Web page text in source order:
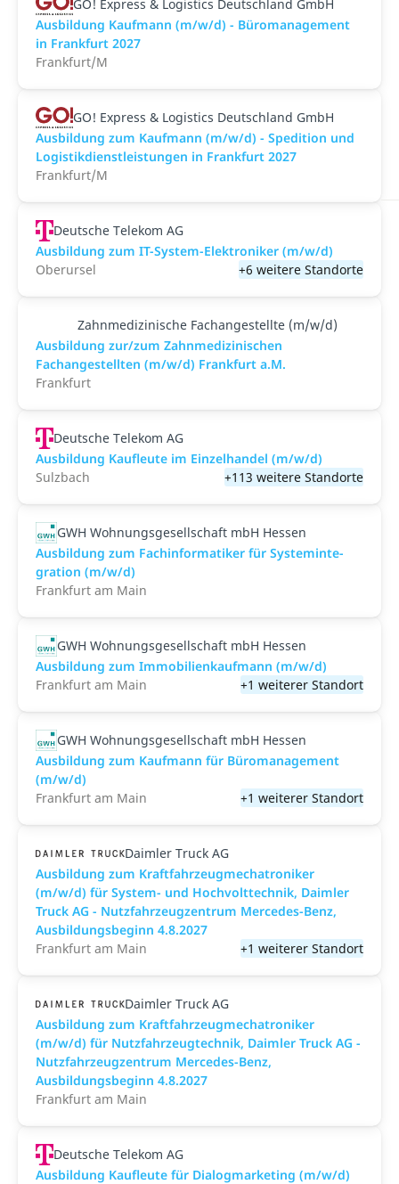
GO! Express & Logistics Deutschland GmbH
Ausbildung Kaufmann (m/w/d) - Büromanagement
in Frankfurt 2027
Frankfurt/M
GO! Express & Logistics Deutschland GmbH
Ausbildung zum Kaufmann (m/w/d) - Spedition und
Logistikdienstleistungen in Frankfurt 2027
Frankfurt/M
Deutsche Telekom AG
Ausbildung zum IT-System-Elektroniker (m/w/d)
Oberursel
+6 weitere Standorte
Zahnmedizinische Fachangestellte (m/w/d)
Ausbildung zur/zum Zahnmedizinischen
Fachangestellten (m/w/d) Frankfurt a.M.
Frankfurt
Deutsche Telekom AG
Ausbildung Kaufleute im Einzelhandel (m/w/d)
Sulzbach
+113 weitere Standorte
GWH Wohnungsgesellschaft mbH Hessen
Aus­bil­dung zum Fach­in­for­ma­ti­ker für Sys­tem­in­te­
gra­ti­on (m/w/d)
Frankfurt am Main
GWH Wohnungsgesellschaft mbH Hessen
Ausbildung zum Immobilienkaufmann (m/w/d)
Frankfurt am Main
+1 weiterer Standort
GWH Wohnungsgesellschaft mbH Hessen
Ausbildung zum Kauf­mann für Bü­ro­ma­nage­ment
(m/w/d)
Frankfurt am Main
+1 weiterer Standort
Daimler Truck AG
Ausbildung zum Kraftfahrzeugmechatroniker
(m/w/d) für System- und Hochvolttechnik, Daimler
Truck AG - Nutzfahrzeugzentrum Mercedes-Benz,
Ausbildungsbeginn 4.8.2027
Frankfurt am Main
+1 weiterer Standort
Daimler Truck AG
Ausbildung zum Kraftfahrzeugmechatroniker
(m/w/d) für Nutzfahrzeugtechnik, Daimler Truck AG -
Nutzfahrzeugzentrum Mercedes-Benz,
Ausbildungsbeginn 4.8.2027
Frankfurt am Main
Deutsche Telekom AG
Ausbildung Kaufleute für Dialogmarketing (m/w/d)